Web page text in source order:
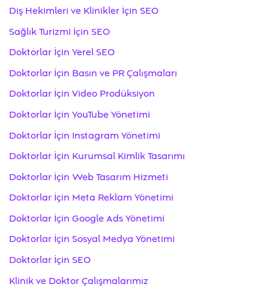
Diş Hekimleri ve Klinikler İçin SEO
Sağlık Turizmi İçin SEO
Doktorlar İçin Yerel SEO
Doktorlar İçin Basın ve PR Çalışmaları
Doktorlar İçin Video Prodüksiyon
Doktorlar İçin YouTube Yönetimi
Doktorlar İçin Instagram Yönetimi
Doktorlar İçin Kurumsal Kimlik Tasarımı
Doktorlar İçin Web Tasarım Hizmeti
Doktorlar İçin Meta Reklam Yönetimi
Doktorlar İçin Google Ads Yönetimi
Doktorlar İçin Sosyal Medya Yönetimi
Doktorlar İçin SEO
Klinik ve Doktor Çalışmalarımız